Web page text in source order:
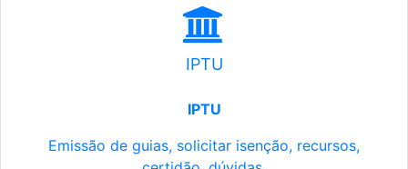
IPTU
IPTU
Emissão de guias, solicitar isenção, recursos,